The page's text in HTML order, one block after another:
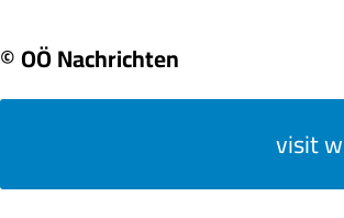
© OÖ Nachrichten
visit